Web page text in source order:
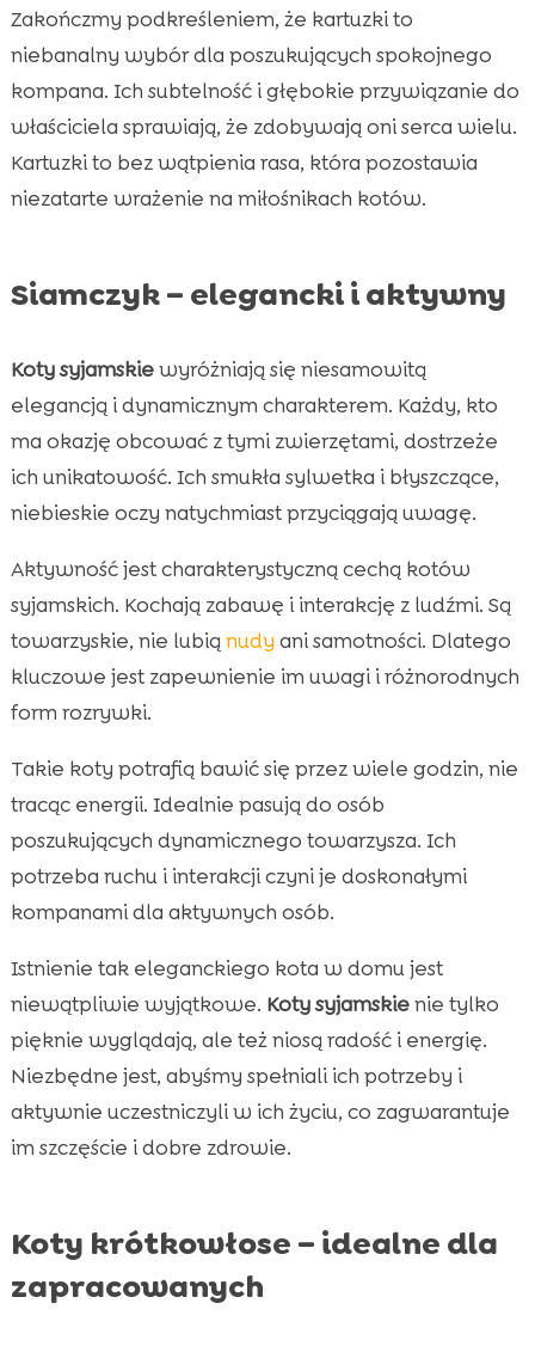
Zakończmy podkreśleniem, że kartuzki to
niebanalny wybór dla poszukujących spokojnego
kompana. Ich subtelność i głębokie przywiązanie do
właściciela sprawiają, że zdobywają oni serca wielu.
Kartuzki to bez wątpienia rasa, która pozostawia
niezatarte wrażenie na miłośnikach kotów.
Siamczyk – elegancki i aktywny
Koty syjamskiewyróżniają się niesamowitą
elegancją i dynamicznym charakterem. Każdy, kto
ma okazję obcować z tymi zwierzętami, dostrzeże
ich unikatowość. Ich smukła sylwetka i błyszczące,
niebieskie oczy natychmiast przyciągają uwagę.
Aktywność jest charakterystyczną cechą kotów
syjamskich. Kochają zabawę i interakcję z ludźmi. Są
towarzyskie, nie lubią nudy ani samotności. Dlatego
kluczowe jest zapewnienie im uwagi i różnorodnych
form rozrywki.
Takie koty potrafią bawić się przez wiele godzin, nie
tracąc energii. Idealnie pasują do osób
poszukujących dynamicznego towarzysza. Ich
potrzeba ruchu i interakcji czyni je doskonałymi
kompanami dla aktywnych osób.
Istnienie tak eleganckiego kota w domu jest
niewątpliwie wyjątkowe. Koty syjamskienie tylko
pięknie wyglądają, ale też niosą radość i energię.
Niezbędne jest, abyśmy spełniali ich potrzeby i
aktywnie uczestniczyli w ich życiu, co zagwarantuje
im szczęście i dobre zdrowie.
Koty krótkowłose – idealne dla
zapracowanych